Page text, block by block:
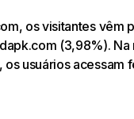
os visitantes
(3,98%).
os usuários